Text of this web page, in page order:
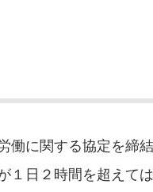
働に関する協定を締
１日２時間を超えて